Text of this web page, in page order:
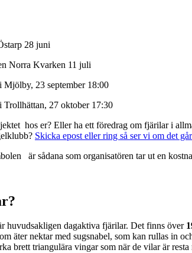
28 juni
Norra Kvarken 11 juli
23 september 18:00
27 oktober 17:30
hos er? Eller ha ett föredrag om fjärilar i
Skicka epost eller ring så ser vi om det
är sådana som organisatören tar ut en
huvudsakligen dagaktiva fjärilar. Det finns över
äter nektar med sugsnabel, som kan rullas in
brett triangulära vingar som när de vilar är